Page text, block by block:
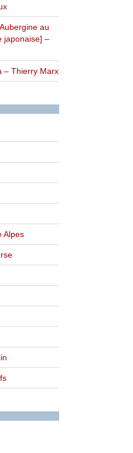
Aubergine au
japonaise] –
– Thierry Marx
Alpes